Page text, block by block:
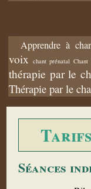
Apprendre à
voix
chant prénatal Chant
thérapie par le
Thérapie par le
Séances